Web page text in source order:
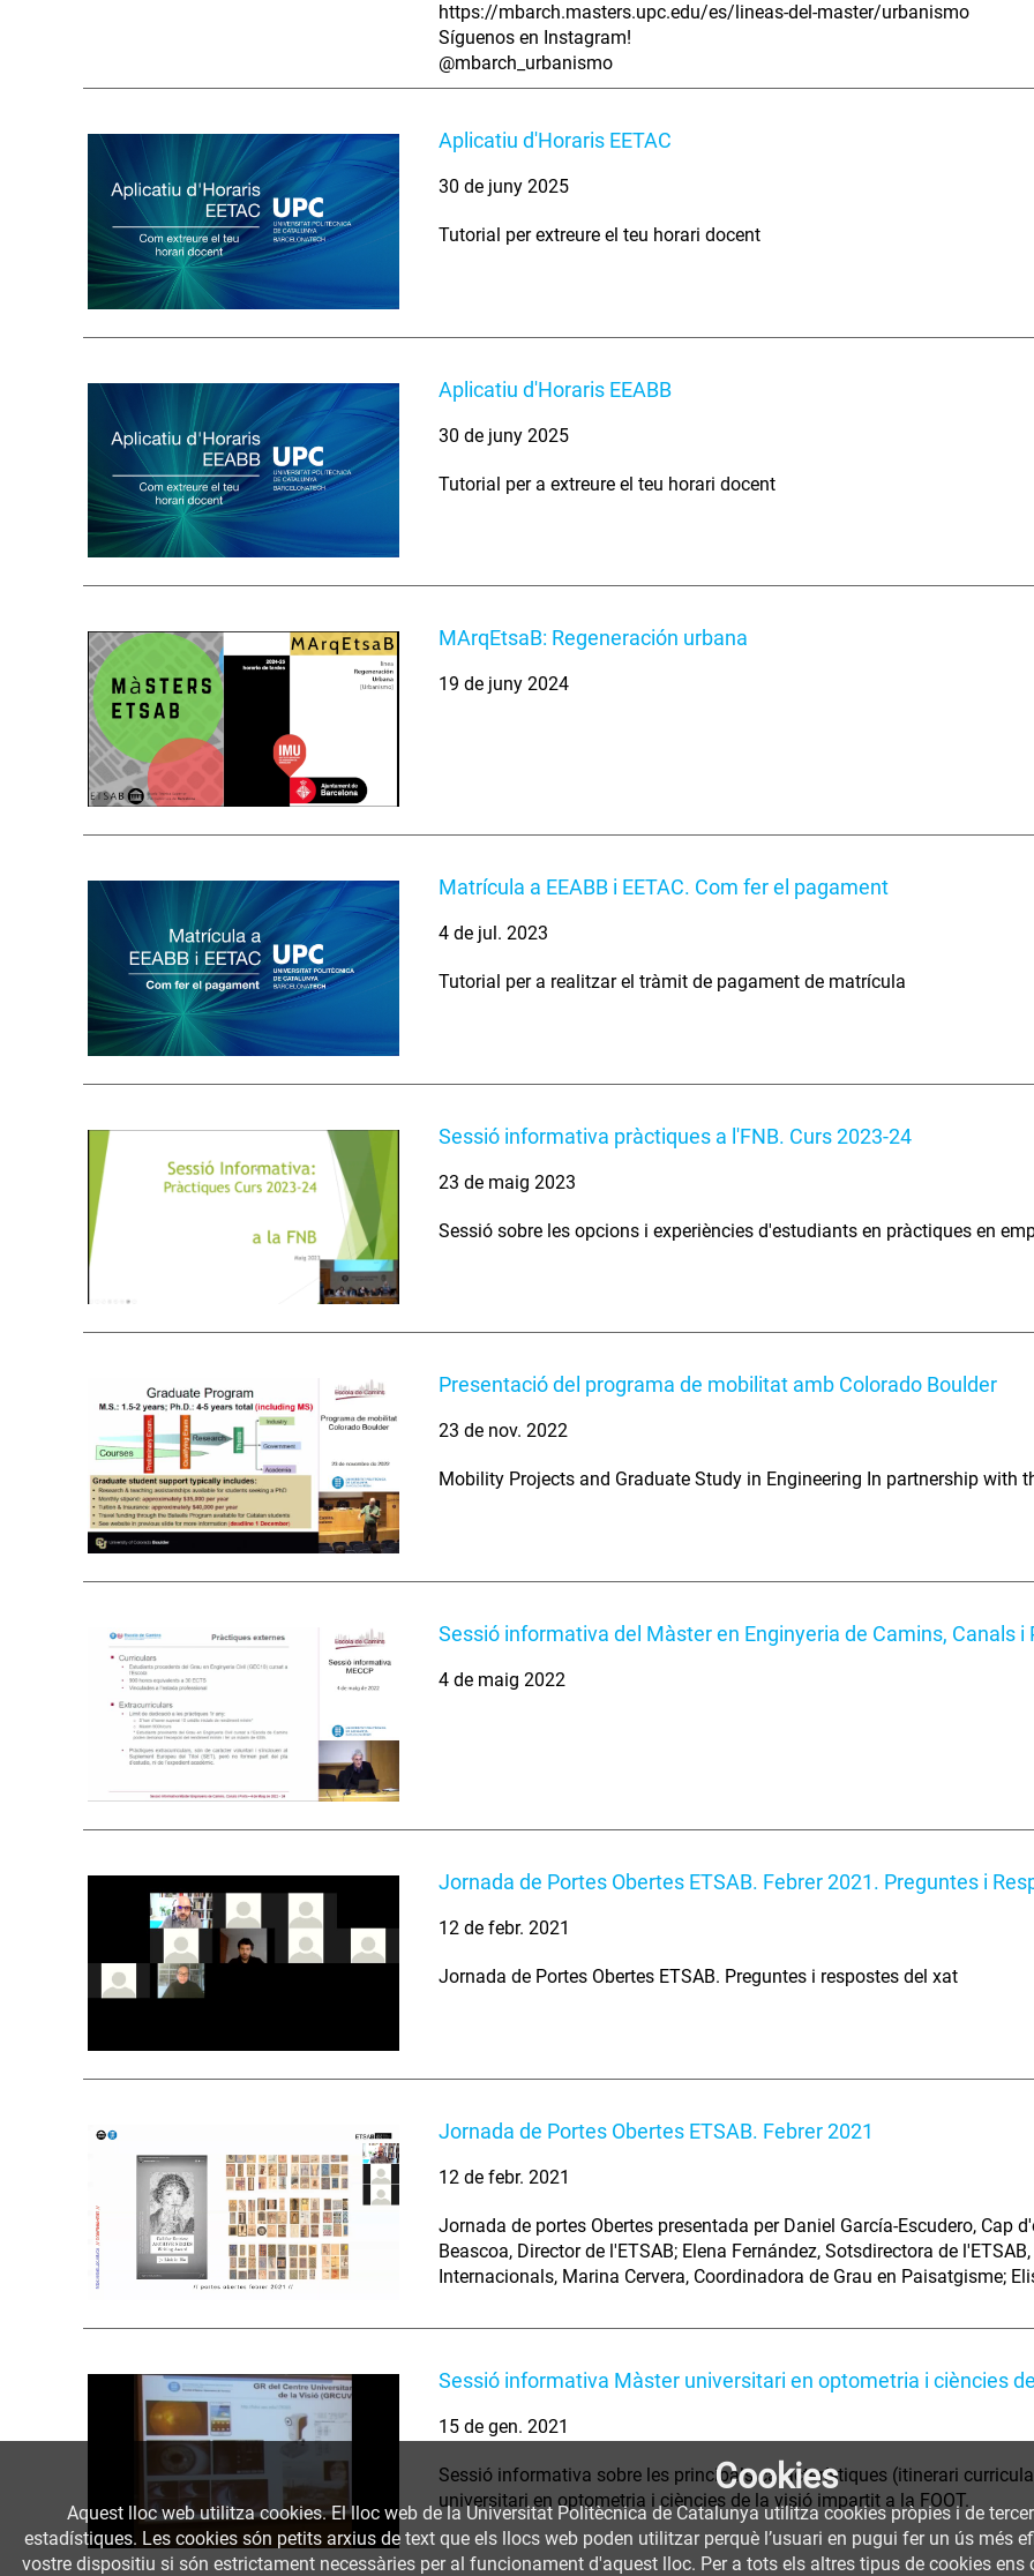
https://mbarch.masters.upc.edu/es/lineas-del-master/urbanismo
Síguenos en Instagram!
@mbarch_urbanismo
Aplicatiu d'Horaris EETAC
30 de juny 2025
Tutorial per extreure el teu horari docent
Aplicatiu d'Horaris EEABB
30 de juny 2025
Tutorial per a extreure el teu horari docent
MArqEtsaB: Regeneración urbana
19 de juny 2024
Matrícula a EEABB i EETAC. Com fer el pagament
4 de jul. 2023
Tutorial per a realitzar el tràmit de pagament de matrícula
Sessió informativa pràctiques a l'FNB. Curs 2023-24
23 de maig 2023
Sessió sobre les opcions i experiències d'estudiants en pràctiques en
Presentació del programa de mobilitat amb Colorado Boulder
23 de nov. 2022
Mobility Projects and Graduate Study in Engineering In partnership with
Sessió informativa del Màster en Enginyeria de Camins, Canals i
4 de maig 2022
Jornada de Portes Obertes ETSAB. Febrer 2021. Preguntes i
12 de febr. 2021
Jornada de Portes Obertes ETSAB. Preguntes i respostes del xat
Jornada de Portes Obertes ETSAB. Febrer 2021
12 de febr. 2021
Jornada de portes Obertes presentada per Daniel García-Escudero, Cap
Beascoa, Director de l'ETSAB; Elena Fernández, Sotsdirectora de
Internacionals, Marina Cervera, Coordinadora de Grau en Paisatgisme;
Sessió informativa Màster universitari en optometria i ciències
15 de gen. 2021
Sessió informativa sobre les principals característiques (itinerari
universitari en optometria i ciències de la visió impartit a la FOOT.
Cookies
Aquest lloc web utilitza cookies. El lloc web de la Universitat Politècnica de Catalunya utilitza cookies pròpies i de
estadístiques. Les cookies són petits arxius de text que els llocs web poden utilitzar perquè l’usuari en pugui fer un ús més
vostre dispositiu si són estrictament necessàries per al funcionament d'aquest lloc. Per a tots els altres tipus de cookies